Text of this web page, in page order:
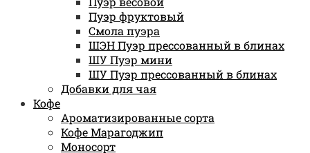
Пуэр фруктовый
Смола пуэра
ШЭН Пуэр прессованный в блинах
ШУ Пуэр мини
ШУ Пуэр прессованный в блинах
Добавки для чая
Кофе
Ароматизированные сорта
Кофе Марагоджип
Моносорт